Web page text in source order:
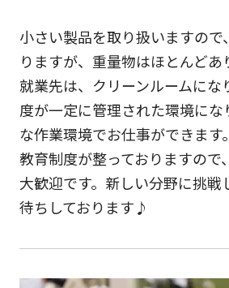
小さい製品を取り扱いますので
りますが、重量物はほとんどあ
就業先は、クリーンルームにな
度が一定に管理された環境にな
な作業環境でお仕事ができます。
教育制度が整っておりますので
大歓迎です。新しい分野に挑戦
待ちしております♪